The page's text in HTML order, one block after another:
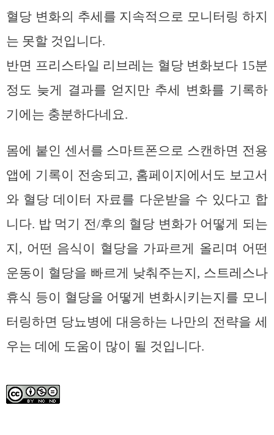
혈당 변화의 추세를 지속적으로 모니터링 하지
는 못할 것입니다.
반면 프리스타일 리브레는 혈당 변화보다 15분
정도 늦게 결과를 얻지만 추세 변화를 기록하
기에는 충분하다네요.
몸에 붙인 센서를 스마트폰으로 스캔하면 전용
앱에 기록이 전송되고, 홈페이지에서도 보고서
와 혈당 데이터 자료를 다운받을 수 있다고 합
니다. 밥 먹기 전/후의 혈당 변화가 어떻게 되는
지, 어떤 음식이 혈당을 가파르게 올리며 어떤
운동이 혈당을 빠르게 낮춰주는지, 스트레스나
휴식 등이 혈당을 어떻게 변화시키는지를 모니
터링하면 당뇨병에 대응하는 나만의 전략을 세
우는 데에 도움이 많이 될 것입니다.